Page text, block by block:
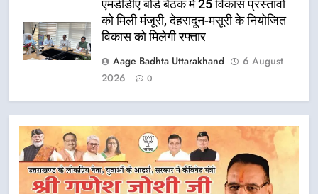
एमडीडीए बोर्ड बैठक में 25 विकास प्रस्तावों
को मिली मंजूरी, देहरादून-मसूरी के नियोजित
विकास को मिलेगी रफ्तार
Aage Badhta Uttarakhand
6 August
2026
0